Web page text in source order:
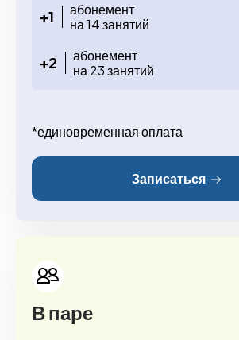
+1
абонемент
на 14 занятий
+2
абонемент
на 23 занятий
*единовременная оплата
Записаться
В паре